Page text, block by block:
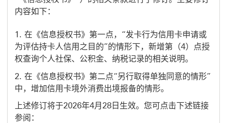
内容如下：
在《信息授权书》第一点，“发卡行为信用卡申请或
为评估持卡人信用之目的”的情形下，新增第（4）点授
权查询个人社保、公积金、纳税记录的相关说明。
在《信息授权书》第二点“另行取得单独同意的情形”
中，增加信用卡境外消费出境报备的情形。
上述修订将于2026年4月28日生效。您可点击下述链接
参阅：